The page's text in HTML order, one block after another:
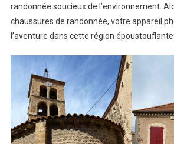
randonnée soucieux de l’environnement.
chaussures de randonnée, votre appareil
l’aventure dans cette région époustouflante